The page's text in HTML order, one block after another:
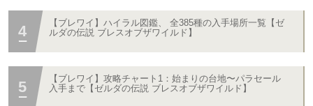
【ブレワイ】ハイラル図鑑、 全385種の入手場所一覧【ゼ
ルダの伝説 ブレスオブザワイルド】
【ブレワイ】攻略チャート1：始まりの台地〜パラセール
入手まで【ゼルダの伝説 ブレスオブザワイルド】